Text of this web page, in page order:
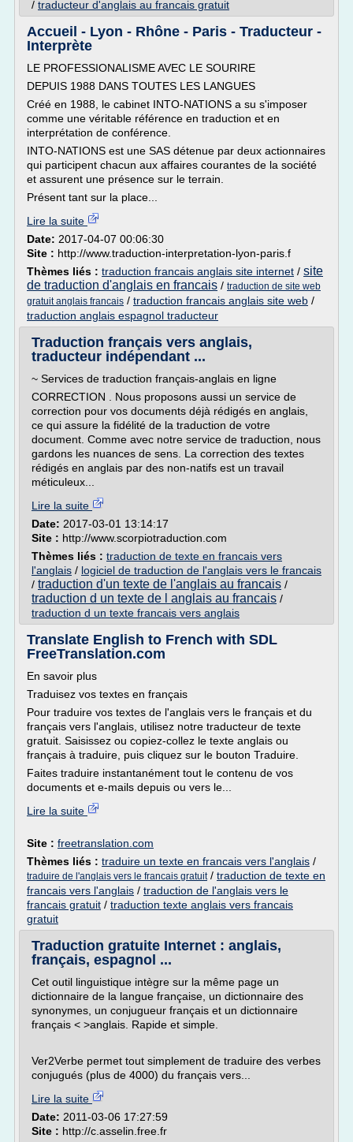
/ traducteur d'anglais au francais gratuit
Accueil - Lyon - Rhône - Paris - Traducteur -
Interprète
LE PROFESSIONALISME AVEC LE SOURIRE
DEPUIS 1988 DANS TOUTES LES LANGUES
Créé en 1988, le cabinet INTO-NATIONS a su s'imposer
comme une véritable référence en traduction et en
interprétation de conférence.
INTO-NATIONS est une SAS détenue par deux actionnaires
qui participent chacun aux affaires courantes de la société
et assurent une présence sur le terrain.
Présent tant sur la place...
Lire la suite
Date: 2017-04-07 00:06:30
Site : http://www.traduction-interpretation-lyon-paris.f
Thèmes liés : traduction francais anglais site internet / site
de traduction d'anglais en francais / traduction de site web
gratuit anglais francais / traduction francais anglais site web /
traduction anglais espagnol traducteur
Traduction français vers anglais,
traducteur indépendant ...
~ Services de traduction français-anglais en ligne
CORRECTION . Nous proposons aussi un service de
correction pour vos documents déjà rédigés en anglais,
ce qui assure la fidélité de la traduction de votre
document. Comme avec notre service de traduction, nous
gardons les nuances de sens. La correction des textes
rédigés en anglais par des non-natifs est un travail
méticuleux...
Lire la suite
Date: 2017-03-01 13:14:17
Site : http://www.scorpiotraduction.com
Thèmes liés : traduction de texte en francais vers
l'anglais / logiciel de traduction de l'anglais vers le francais
/ traduction d'un texte de l'anglais au francais /
traduction d un texte de l anglais au francais /
traduction d un texte francais vers anglais
Translate English to French with SDL
FreeTranslation.com
En savoir plus
Traduisez vos textes en français
Pour traduire vos textes de l'anglais vers le français et du
français vers l'anglais, utilisez notre traducteur de texte
gratuit. Saisissez ou copiez-collez le texte anglais ou
français à traduire, puis cliquez sur le bouton Traduire.
Faites traduire instantanément tout le contenu de vos
documents et e-mails depuis ou vers le...
Lire la suite
Site : freetranslation.com
Thèmes liés : traduire un texte en francais vers l'anglais /
traduire de l'anglais vers le francais gratuit/ traduction de texte en
francais vers l'anglais / traduction de l'anglais vers le
francais gratuit / traduction texte anglais vers francais
gratuit
Traduction gratuite Internet : anglais,
français, espagnol ...
Cet outil linguistique intègre sur la même page un
dictionnaire de la langue française, un dictionnaire des
synonymes, un conjugueur français et un dictionnaire
français < >anglais. Rapide et simple.
Ver2Verbe permet tout simplement de traduire des verbes
conjugués (plus de 4000) du français vers...
Lire la suite
Date: 2011-03-06 17:27:59
Site : http://c.asselin.free.fr